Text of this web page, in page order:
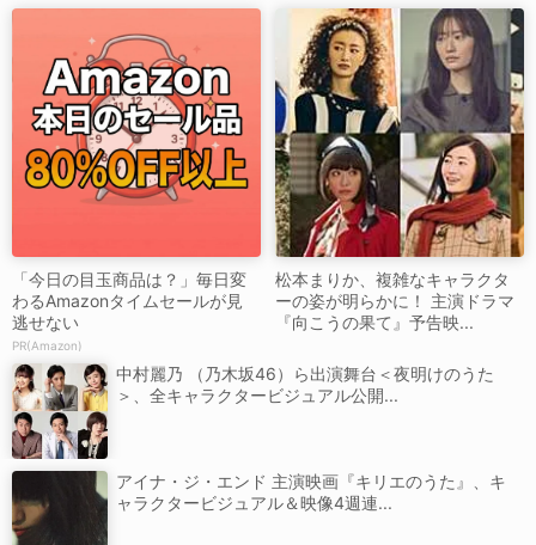
「今日の目玉商品は？」毎日変
わるAmazonタイムセールが見
逃せない
PR(Amazon)
松本まりか、複雑なキャラクタ
ーの姿が明らかに！ 主演ドラマ
『向こうの果て』予告映...
中村麗乃 （乃木坂46）ら出演舞台＜夜明けのうた
＞、全キャラクタービジュアル公開...
アイナ・ジ・エンド 主演映画『キリエのうた』、キ
ャラクタービジュアル＆映像4週連...